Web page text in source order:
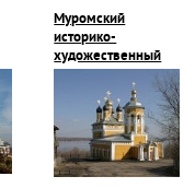
Муромский
историко-
художественный